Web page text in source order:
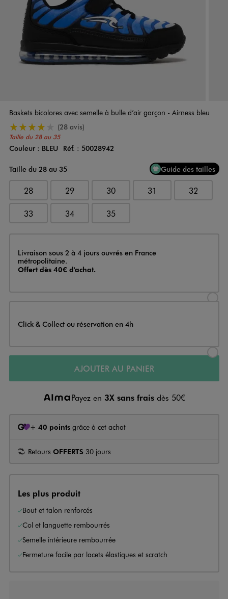
Baskets bicolores avec semelle à bulle d’air garçon - Airness bleu
Taille du 28 au 35
4/5 de moyenne(28 avis)
Couleur
Couleur : BLEU Réf. : 50028942
Taille du 28 au 35
Guide des tailles
28 29 30 31 32
33 34 35
Livraison
Livraison sous 2 à 4 jours ouvrés en France
métropolitaine.
Offert dès 40€ d'achat.
Click & Collect ou réservation en 4h
AJOUTER AU PANIER
Payez en 3X sans frais dès 50€
+ 40 points grâce à cet achat
Retours OFFERTS 30 jours
Les plus produit
Bout et talon renforcés
Col et languette rembourrés
Semelle intérieure rembourrée
Fermeture facile par lacets élastiques et scratch